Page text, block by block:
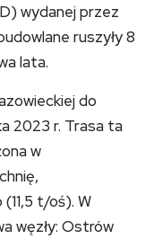
wydanej przez
ruszyły 8
lata.
do
2023 r. Trasa ta
w
t/oś). W
węzły: Ostrów